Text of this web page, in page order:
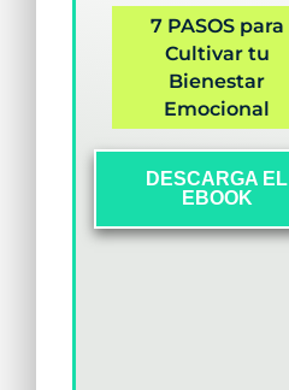
7 PASOS para
Cultivar tu
Bienestar
Emocional
DESCARGA EL
EBOOK